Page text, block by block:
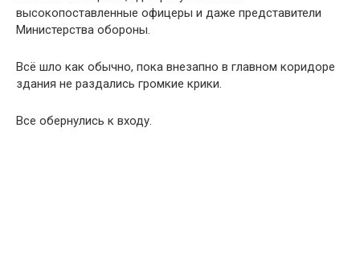
высокопоставленные офицеры и даже представители
Министерства обороны.
Всё шло как обычно, пока внезапно в главном коридоре
здания не раздались громкие крики.
Все обернулись к входу.